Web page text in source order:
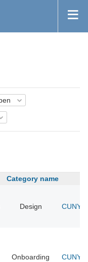
Category name
Design CUNY
Onboarding CUNY